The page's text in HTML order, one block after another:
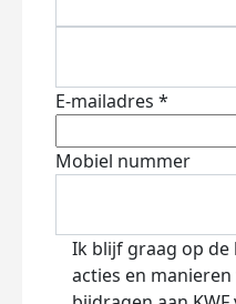
E-mailadres *
Mobiel nummer
Ik blijf graag op de
acties en